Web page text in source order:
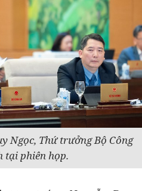
Ngọc, Thứ trưởng Bộ Công
tại phiên họp.